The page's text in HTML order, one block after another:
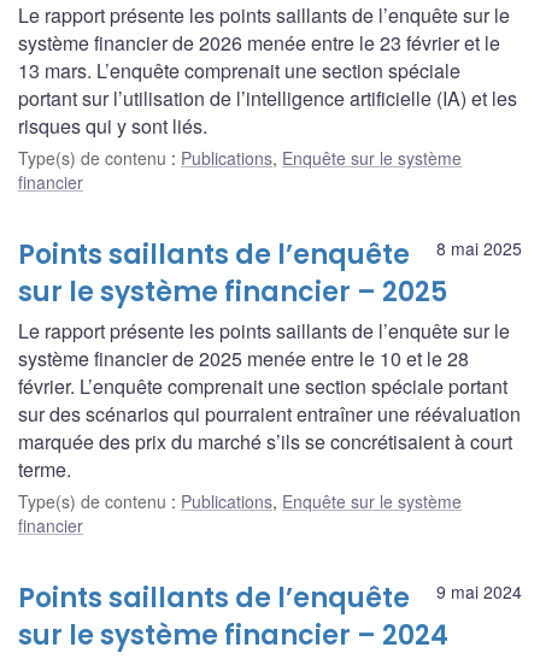
Le rapport présente les points saillants de l’enquête sur le
système financier de 2026 menée entre le 23 février et le
13 mars. L’enquête comprenait une section spéciale
portant sur l’utilisation de l’intelligence artificielle (IA) et les
risques qui y sont liés.
Type(s) de contenu : Publications, Enquête sur le système
financier
8 mai 2025
Points saillants de l’enquête
sur le système financier – 2025
Le rapport présente les points saillants de l’enquête sur le
système financier de 2025 menée entre le 10 et le 28
février. L’enquête comprenait une section spéciale portant
sur des scénarios qui pourraient entraîner une réévaluation
marquée des prix du marché s’ils se concrétisaient à court
terme.
Type(s) de contenu : Publications, Enquête sur le système
financier
9 mai 2024
Points saillants de l’enquête
sur le système financier – 2024